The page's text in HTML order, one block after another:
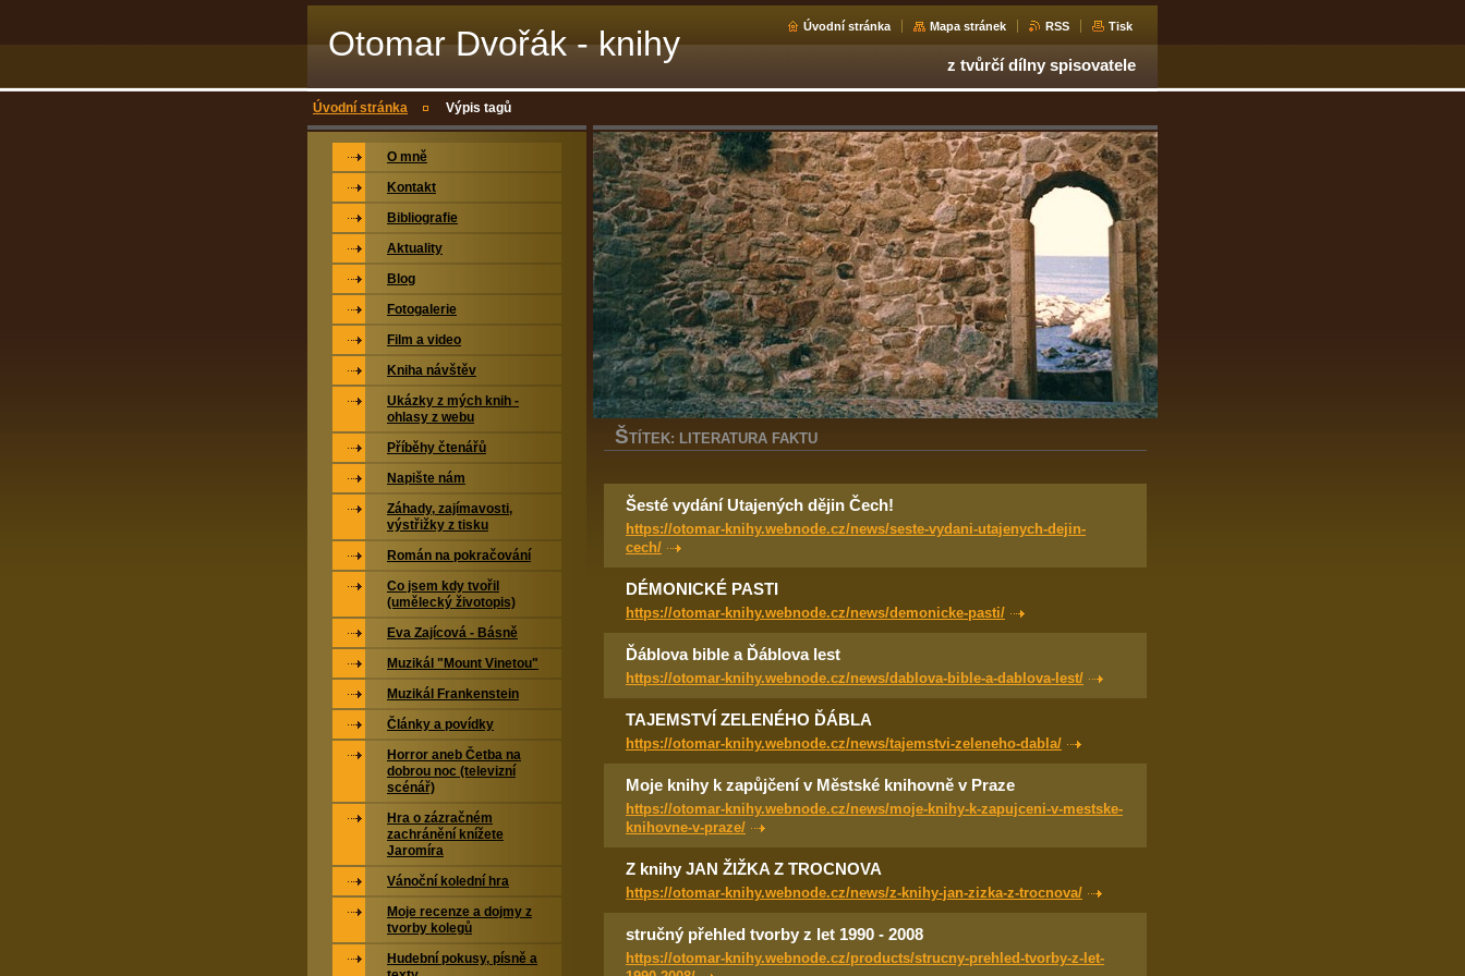
Otomar Dvořák - knihy Úvodní stránka Mapa stránek RSS Tisk
z tvůrčí dílny spisovatele
Úvodní stránka Výpis tagů
ŠTÍTEK: LITERATURA FAKTU
Šesté vydání Utajených dějin Čech!
https://otomar-knihy.webnode.cz/news/seste-vydani-utajenych-dejin-
cech/
DÉMONICKÉ PASTI
https://otomar-knihy.webnode.cz/news/demonicke-pasti/
Ďáblova bible a Ďáblova lest
https://otomar-knihy.webnode.cz/news/dablova-bible-a-dablova-lest/
TAJEMSTVÍ ZELENÉHO ĎÁBLA
https://otomar-knihy.webnode.cz/news/tajemstvi-zeleneho-dabla/
Moje knihy k zapůjčení v Městské knihovně v Praze
https://otomar-knihy.webnode.cz/news/moje-knihy-k-zapujceni-v-mestske-
knihovne-v-praze/
Z knihy JAN ŽIŽKA Z TROCNOVA
https://otomar-knihy.webnode.cz/news/z-knihy-jan-zizka-z-trocnova/
stručný přehled tvorby z let 1990 - 2008
https://otomar-knihy.webnode.cz/products/strucny-prehled-tvorby-z-let-
O mně
Kontakt
Bibliografie
Aktuality
Blog
Fotogalerie
Film a video
Kniha návštěv
Ukázky z mých knih -
ohlasy z webu
Příběhy čtenářů
Napište nám
Záhady, zajímavosti,
výstřižky z tisku
Román na pokračování
Co jsem kdy tvořil
(umělecký životopis)
Eva Zajícová - Básně
Muzikál "Mount Vinetou"
Muzikál Frankenstein
Články a povídky
Horror aneb Četba na
dobrou noc (televizní
scénář)
Hra o zázračném
zachránění knížete
Jaromíra
Vánoční kolední hra
Moje recenze a dojmy z
tvorby kolegů
Hudební pokusy, písně a